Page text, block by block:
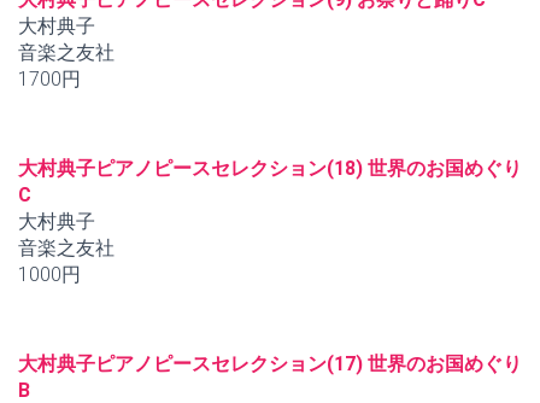
大村典子
音楽之友社
1700円
大村典子ピアノピースセレクション(18) 世界のお国めぐり
C
大村典子
音楽之友社
1000円
大村典子ピアノピースセレクション(17) 世界のお国めぐり
B